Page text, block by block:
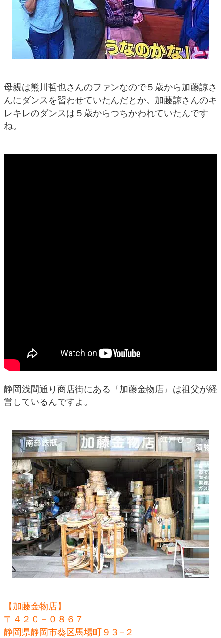
母親は熊川哲也さんのファンなので５歳から加藤諒さ
んにダンスを習わせていたんだとか。加藤諒さんのキ
レキレのダンスは５歳からつちかわれていたんです
ね。
静岡浅間通り商店街にある『加藤金物店』は祖父が経
営しているんですよ。
【加藤金物店】
〒４２０－０８６７
静岡県静岡市葵区馬場町９３−２